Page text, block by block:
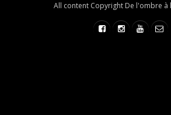
All content Copyright De l'ombre à